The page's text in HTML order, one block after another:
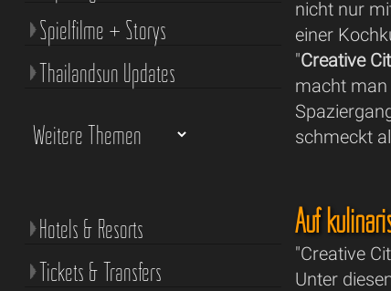
nicht nur
einer
"Creative
macht man
schmeckt
Auf
"Creative
Unter
Spielfilme + Storys
Thailandsun Updates
Hotels & Resorts
Tickets & Transfers